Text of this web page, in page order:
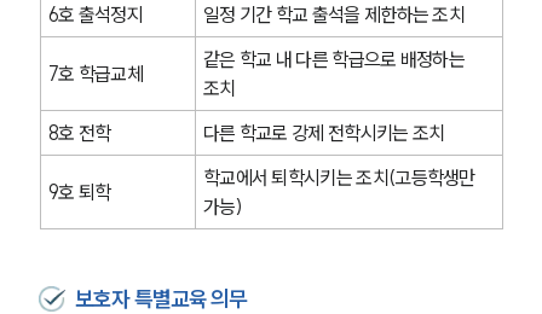
6호 출석정지
일정 기간 학교 출석을 제한하는 조치
7호 학급교체
같은 학교 내 다른 학급으로 배정하는
조치
8호 전학
다른 학교로 강제 전학시키는 조치
9호 퇴학
학교에서 퇴학시키는 조치(고등학생만
가능)
보호자 특별교육 의무